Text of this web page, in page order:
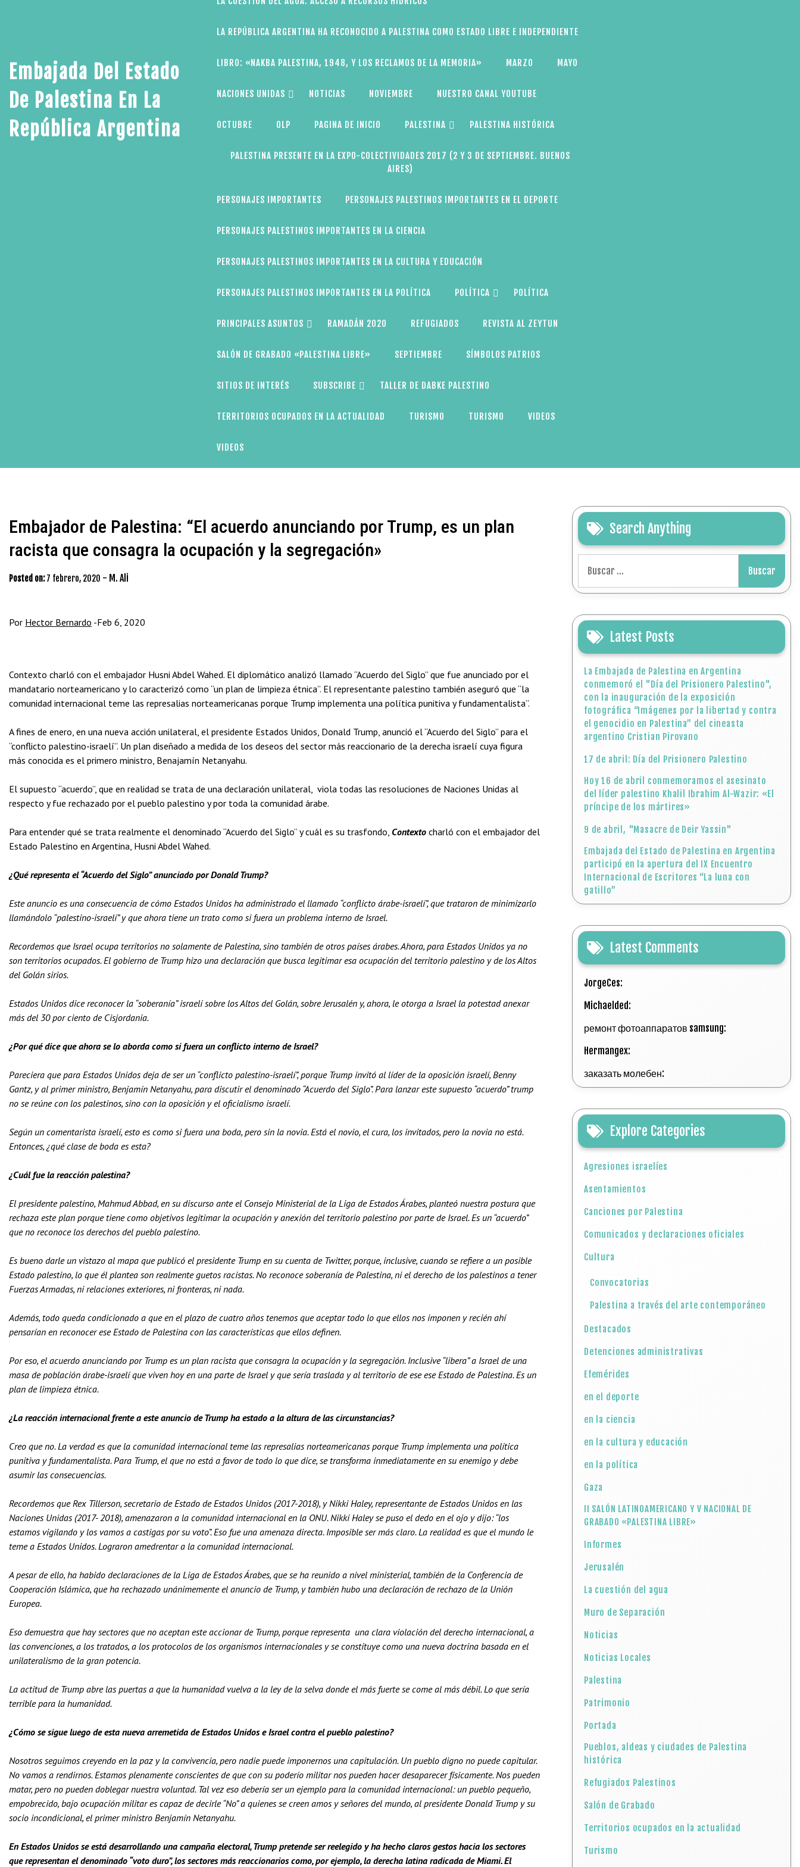
Embajada Del Estado
De Palestina En La
República Argentina
LA REPÚBLICA ARGENTINA HA RECONOCIDO A PALESTINA COMO ESTADO LIBRE E INDEPENDIENTE
LIBRO: «NAKBA PALESTINA, 1948, Y LOS RECLAMOS DE LA MEMORIA» MARZO MAYO
NACIONES UNIDAS NOTICIAS NOVIEMBRE NUESTRO CANAL YOUTUBE
OCTUBRE OLP PAGINA DE INICIO PALESTINA PALESTINA HISTÓRICA
PALESTINA PRESENTE EN LA EXPO-COLECTIVIDADES 2017 (2 Y 3 DE SEPTIEMBRE. BUENOS
AIRES)
PERSONAJES IMPORTANTES PERSONAJES PALESTINOS IMPORTANTES EN EL DEPORTE
PERSONAJES PALESTINOS IMPORTANTES EN LA CIENCIA
PERSONAJES PALESTINOS IMPORTANTES EN LA CULTURA Y EDUCACIÓN
PERSONAJES PALESTINOS IMPORTANTES EN LA POLÍTICA POLÍTICA POLÍTICA
PRINCIPALES ASUNTOS RAMADÁN 2020 REFUGIADOS REVISTA AL ZEYTUN
SALÓN DE GRABADO «PALESTINA LIBRE» SEPTIEMBRE SÍMBOLOS PATRIOS
SITIOS DE INTERÉS SUBSCRIBE TALLER DE DABKE PALESTINO
TERRITORIOS OCUPADOS EN LA ACTUALIDAD TURISMO TURISMO VIDEOS
VIDEOS
Embajador de Palestina: “El acuerdo anunciando por Trump, es un plan
racista que consagra la ocupación y la segregación»
Posted on: 7 febrero, 2020 - M. Ali
Por Hector Bernardo -Feb 6, 2020
Contexto charló con el embajador Husni Abdel Wahed. El diplomático analizó llamado “Acuerdo del Siglo” que fue anunciado por el
mandatario norteamericano y lo caracterizó como “un plan de limpieza étnica”. El representante palestino también aseguró que “la
comunidad internacional teme las represalias norteamericanas porque Trump implementa una política punitiva y fundamentalista”.
A fines de enero, en una nueva acción unilateral, el presidente Estados Unidos, Donald Trump, anunció el “Acuerdo del Siglo” para el
“conflicto palestino-israelí”. Un plan diseñado a medida de los deseos del sector más reaccionario de la derecha israelí cuya figura
más conocida es el primero ministro, Benajamín Netanyahu.
El supuesto “acuerdo”, que en realidad se trata de una declaración unilateral, viola todas las resoluciones de Naciones Unidas al
respecto y fue rechazado por el pueblo palestino y por toda la comunidad árabe.
Para entender qué se trata realmente el denominado “Acuerdo del Siglo” y cuál es su trasfondo, Contexto charló con el embajador del
Estado Palestino en Argentina, Husni Abdel Wahed.
¿Qué representa el “Acuerdo del Siglo” anunciado por Donald Trump?
Este anuncio es una consecuencia de cómo Estados Unidos ha administrado el llamado “conflicto árabe-israelí”, que trataron de minimizarlo
llamándolo “palestino-israelí” y que ahora tiene un trato como si fuera un problema interno de Israel.
Recordemos que Israel ocupa territorios no solamente de Palestina, sino también de otros países árabes. Ahora, para Estados Unidos ya no
son territorios ocupados. El gobierno de Trump hizo una declaración que busca legitimar esa ocupación del territorio palestino y de los Altos
del Golán sirios.
Estados Unidos dice reconocer la “soberanía” israelí sobre los Altos del Golán, sobre Jerusalén y, ahora, le otorga a Israel la potestad anexar
más del 30 por ciento de Cisjordania.
¿Por qué dice que ahora se lo aborda como si fuera un conflicto interno de Israel?
Pareciera que para Estados Unidos deja de ser un “conflicto palestino-israelí”, porque Trump invitó al líder de la oposición israelí, Benny
Gantz, y al primer ministro, Benjamín Netanyahu, para discutir el denominado “Acuerdo del Siglo”. Para lanzar este supuesto “acuerdo” trump
no se reúne con los palestinos, sino con la oposición y el oficialismo israelí.
Según un comentarista israelí, esto es como si fuera una boda, pero sin la novia. Está el novio, el cura, los invitados, pero la novia no está.
Entonces, ¿qué clase de boda es esta?
¿Cuál fue la reacción palestina?
El presidente palestino, Mahmud Abbad, en su discurso ante el Consejo Ministerial de la Liga de Estados Árabes, planteó nuestra postura que
rechaza este plan porque tiene como objetivos legitimar la ocupación y anexión del territorio palestino por parte de Israel. Es un “acuerdo”
que no reconoce los derechos del pueblo palestino.
Es bueno darle un vistazo al mapa que publicó el presidente Trump en su cuenta de Twitter, porque, inclusive, cuando se refiere a un posible
Estado palestino, lo que él plantea son realmente guetos racistas. No reconoce soberanía de Palestina, ni el derecho de los palestinos a tener
Fuerzas Armadas, ni relaciones exteriores, ni fronteras, ni nada.
Además, todo queda condicionado a que en el plazo de cuatro años tenemos que aceptar todo lo que ellos nos imponen y recién ahí
pensarían en reconocer ese Estado de Palestina con las características que ellos definen.
Por eso, el acuerdo anunciando por Trump es un plan racista que consagra la ocupación y la segregación. Inclusive “libera” a Israel de una
masa de población árabe-israelí que viven hoy en una parte de Israel y que sería traslada y al territorio de ese ese Estado de Palestina. Es un
plan de limpieza étnica.
¿La reacción internacional frente a este anuncio de Trump ha estado a la altura de las circunstancias?
Creo que no. La verdad es que la comunidad internacional teme las represalias norteamericanas porque Trump implementa una política
punitiva y fundamentalista. Para Trump, el que no está a favor de todo lo que dice, se transforma inmediatamente en su enemigo y debe
asumir las consecuencias.
Recordemos que Rex Tillerson, secretario de Estado de Estados Unidos (2017-2018), y Nikki Haley, representante de Estados Unidos en las
Naciones Unidas (2017- 2018), amenazaron a la comunidad internacional en la ONU. Nikki Haley se puso el dedo en el ojo y dijo: “los
estamos vigilando y los vamos a castigas por su voto”. Eso fue una amenaza directa. Imposible ser más claro. La realidad es que el mundo le
teme a Estados Unidos. Lograron amedrentar a la comunidad internacional.
A pesar de ello, ha habido declaraciones de la Liga de Estados Árabes, que se ha reunido a nivel ministerial, también de la Conferencia de
Cooperación Islámica, que ha rechazado unánimemente el anuncio de Trump, y también hubo una declaración de rechazo de la Unión
Europea.
Eso demuestra que hay sectores que no aceptan este accionar de Trump, porque representa una clara violación del derecho internacional, a
las convenciones, a los tratados, a los protocolos de los organismos internacionales y se constituye como una nueva doctrina basada en el
unilateralismo de la gran potencia.
La actitud de Trump abre las puertas a que la humanidad vuelva a la ley de la selva donde el más fuerte se come al más débil. Lo que sería
terrible para la humanidad.
¿Cómo se sigue luego de esta nueva arremetida de Estados Unidos e Israel contra el pueblo palestino?
Nosotros seguimos creyendo en la paz y la convivencia, pero nadie puede imponernos una capitulación. Un pueblo digno no puede capitular.
No vamos a rendirnos. Estamos plenamente conscientes de que con su poderío militar nos pueden hacer desaparecer físicamente. Nos pueden
matar, pero no pueden doblegar nuestra voluntad. Tal vez eso debería ser un ejemplo para la comunidad internacional: un pueblo pequeño,
empobrecido, bajo ocupación militar es capaz de decirle “No” a quienes se creen amos y señores del mundo, al presidente Donald Trump y su
socio incondicional, el primer ministro Benjamín Netanyahu.
En Estados Unidos se está desarrollando una campaña electoral, Trump pretende ser reelegido y ha hecho claros gestos hacia los sectores
que representan el denominado “voto duro”, los sectores más reaccionarios como, por ejemplo, la derecha latina radicada de Miami. El
Search Anything
Latest Posts
La Embajada de Palestina en Argentina
conmemoró el "Día del Prisionero Palestino",
con la inauguración de la exposición
fotográfica “Imágenes por la libertad y contra
el genocidio en Palestina” del cineasta
argentino Cristian Pirovano
17 de abril: Día del Prisionero Palestino
Hoy 16 de abril conmemoramos el asesinato
del líder palestino Khalil Ibrahim Al-Wazir: «El
príncipe de los mártires»
9 de abril, "Masacre de Deir Yassin"
Embajada del Estado de Palestina en Argentina
participó en la apertura del IX Encuentro
Internacional de Escritores “La luna con
gatillo”
Latest Comments
JorgeCes:
Michaelded:
ремонт фотоаппаратов samsung:
Hermangex:
заказать молебен:
Explore Categories
Agresiones israelíes
Asentamientos
Canciones por Palestina
Comunicados y declaraciones oficiales
Cultura
Convocatorias
Palestina a través del arte contemporáneo
Destacados
Detenciones administrativas
Efemérides
en el deporte
en la ciencia
en la cultura y educación
en la política
Gaza
II SALÓN LATINOAMERICANO Y V NACIONAL DE
GRABADO «PALESTINA LIBRE»
Informes
Jerusalén
La cuestión del agua
Muro de Separación
Noticias
Noticias Locales
Palestina
Patrimonio
Portada
Pueblos, aldeas y ciudades de Palestina
histórica
Refugiados Palestinos
Salón de Grabado
Territorios ocupados en la actualidad
Turismo